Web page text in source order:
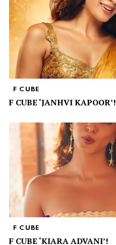
F CUBE
F CUBE ‘JANHVI KAPOOR’!
F CUBE
F CUBE ‘KIARA ADVANI’!